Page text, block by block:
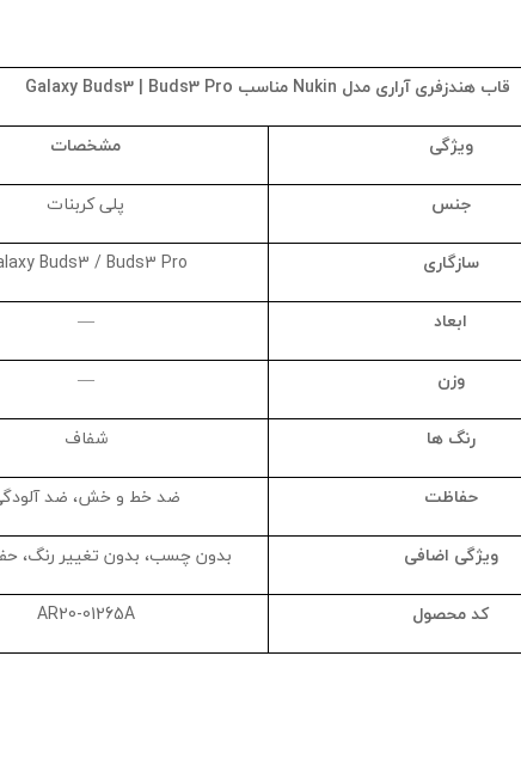
قاب هندزفری آراری مدل Nukin مناسب Galaxy Buds3 | Buds3 Pro
ویژگی
مشخصات
جنس
پلی‌ کربنات
سازگاری
Buds3 / Buds3 Pro
ابعاد
—
وزن
—
رنگ‌ ها
شفاف
حفاظت
ضد خط و خش، ضد
ویژگی اضافی
بدون چسب، بدون تغییر رنگ،
کد محصول
AR20-01265A